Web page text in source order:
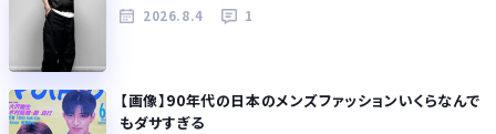
2026.8.4 1
【画像】90年代の日本のメンズファッションいくらなんで
もダサすぎる